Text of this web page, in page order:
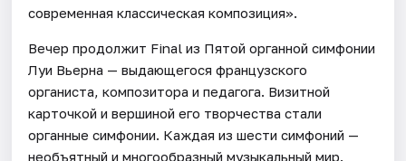
современная классическая композиция».
Вечер продолжит Final из Пятой органной симфонии
Луи Вьерна — выдающегося французского
органиста, композитора и педагога. Визитной
карточкой и вершиной его творчества стали
органные симфонии. Каждая из шести симфоний —
необъятный и многообразный музыкальный мир.